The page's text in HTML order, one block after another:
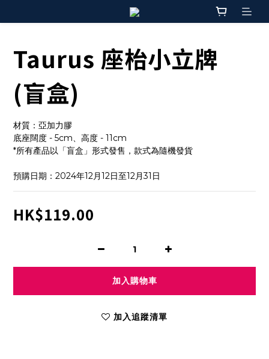
Taurus 座枱小立牌
(盲盒)
材質：亞加力膠
底座闊度 - 5cm、高度 - 11cm
*所有產品以「盲盒」形式發售，款式為隨機發貨
預購日期：2024年12月12日至12月31日
HK$119.00
加入購物車
加入追蹤清單